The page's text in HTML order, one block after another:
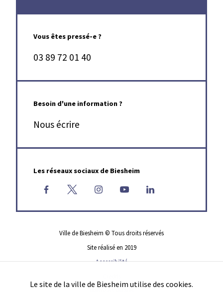
Vous êtes pressé-e ?
03 89 72 01 40
Besoin d'une information ?
Nous écrire
Les réseaux sociaux de Biesheim
Ville de Biesheim © Tous droits réservés
Site réalisé en 2019
Accessibilité
Le site de la ville de Biesheim utilise des cookies.